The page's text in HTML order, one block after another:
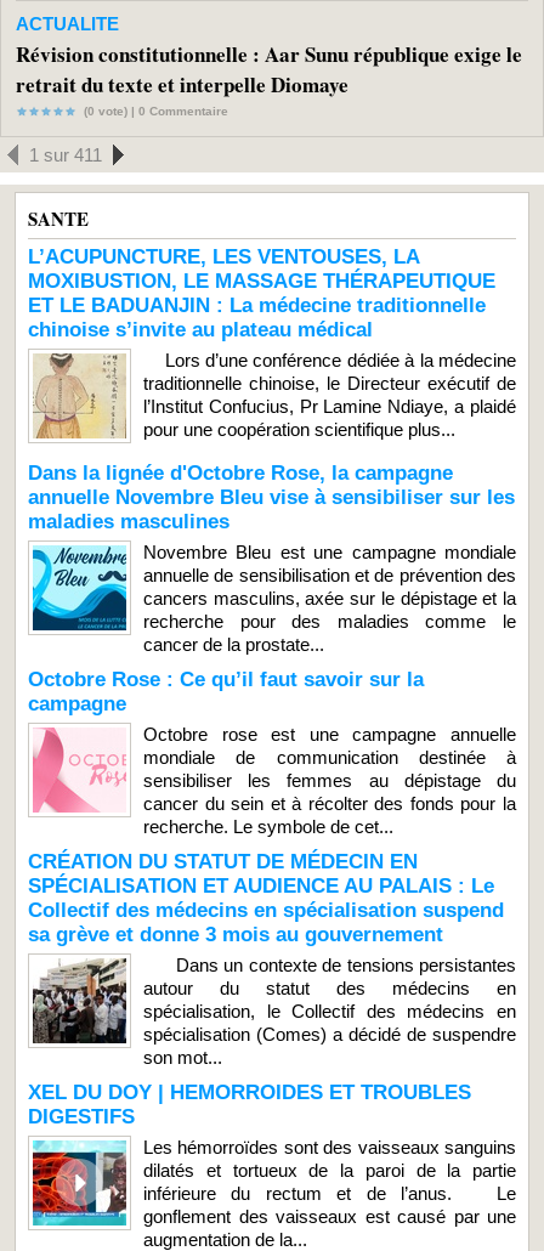
ACTUALITE
Révision constitutionnelle : Aar Sunu république exige le
retrait du texte et interpelle Diomaye
(0 vote) | 0 Commentaire
1 sur 411
SANTE
L’ACUPUNCTURE, LES VENTOUSES, LA
MOXIBUSTION, LE MASSAGE THÉRAPEUTIQUE
ET LE BADUANJIN : La médecine traditionnelle
chinoise s’invite au plateau médical
Lors d’une conférence dédiée à la médecine
traditionnelle chinoise, le Directeur exécutif de
l’Institut Confucius, Pr Lamine Ndiaye, a plaidé
pour une coopération scientifique plus...
Dans la lignée d'Octobre Rose, la campagne
annuelle Novembre Bleu vise à sensibiliser sur les
maladies masculines
Novembre Bleu est une campagne mondiale
annuelle de sensibilisation et de prévention des
cancers masculins, axée sur le dépistage et la
recherche pour des maladies comme le
cancer de la prostate...
Octobre Rose : Ce qu’il faut savoir sur la
campagne
Octobre rose est une campagne annuelle
mondiale de communication destinée à
sensibiliser les femmes au dépistage du
cancer du sein et à récolter des fonds pour la
recherche. Le symbole de cet...
CRÉATION DU STATUT DE MÉDECIN EN
SPÉCIALISATION ET AUDIENCE AU PALAIS : Le
Collectif des médecins en spécialisation suspend
sa grève et donne 3 mois au gouvernement
Dans un contexte de tensions persistantes
autour du statut des médecins en
spécialisation, le Collectif des médecins en
spécialisation (Comes) a décidé de suspendre
son mot...
XEL DU DOY | HEMORROIDES ET TROUBLES
DIGESTIFS
Les hémorroïdes sont des vaisseaux sanguins
dilatés et tortueux de la paroi de la partie
inférieure du rectum et de l’anus. Le
gonflement des vaisseaux est causé par une
augmentation de la...